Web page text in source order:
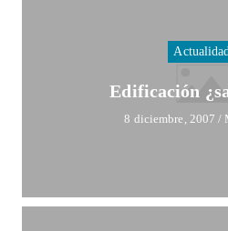
Edificación
8 diciembre, 2007 /